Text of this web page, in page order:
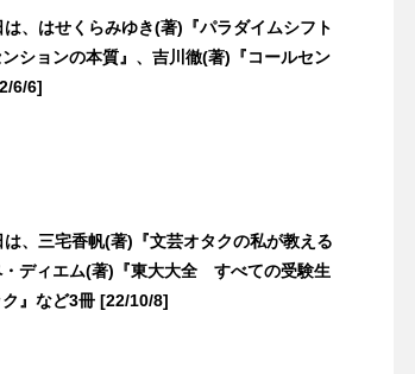
、はせくらみゆき(著)『パラダイムシフト
ションの本質』、吉川徹(著)『コールセン
6/6]
、三宅香帆(著)『文芸オタクの私が教える
ディエム(著)『東大大全 すべての受験生
』など3冊 [22/10/8]